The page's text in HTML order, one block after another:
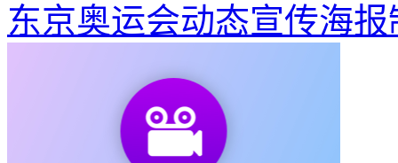
东京奥运会动态宣传海